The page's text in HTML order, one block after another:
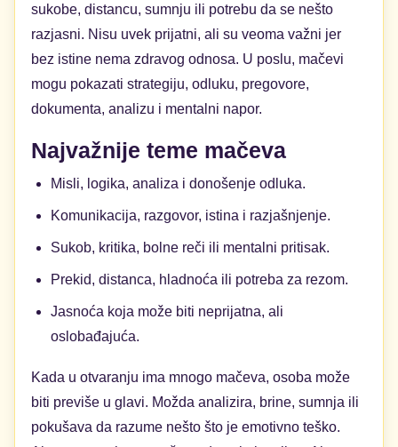
sukobe, distancu, sumnju ili potrebu da se nešto
razjasni. Nisu uvek prijatni, ali su veoma važni jer
bez istine nema zdravog odnosa. U poslu, mačevi
mogu pokazati strategiju, odluku, pregovore,
dokumenta, analizu i mentalni napor.
Najvažnije teme mačeva
Misli, logika, analiza i donošenje odluka.
Komunikacija, razgovor, istina i razjašnjenje.
Sukob, kritika, bolne reči ili mentalni pritisak.
Prekid, distanca, hladnoća ili potreba za rezom.
Jasnoća koja može biti neprijatna, ali
oslobađajuća.
Kada u otvaranju ima mnogo mačeva, osoba može
biti previše u glavi. Možda analizira, brine, sumnja ili
pokušava da razume nešto što je emotivno teško.